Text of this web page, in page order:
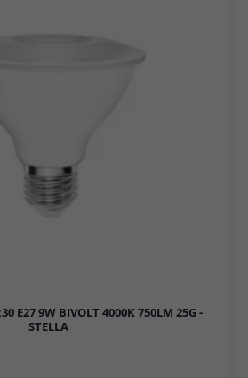
E27 9W BIVOLT 4000K 750LM 25G -
STELLA